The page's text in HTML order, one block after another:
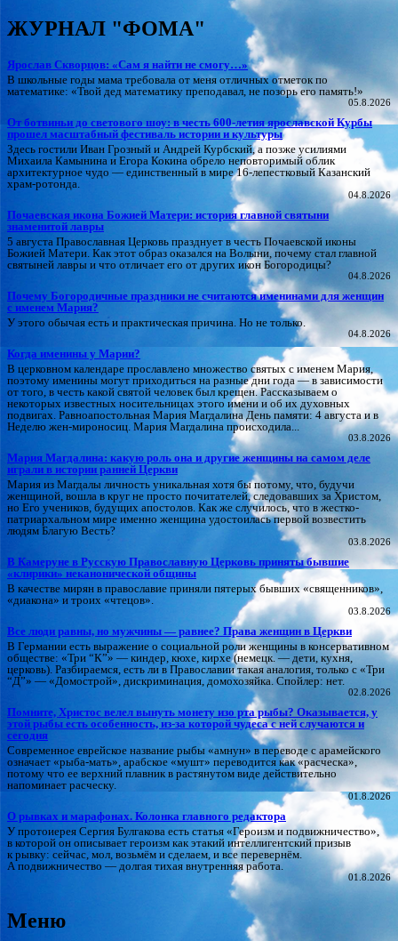
ЖУРНАЛ "ФОМА"
Ярослав Скворцов: «Сам я найти не смогу…»
В школьные годы мама требовала от меня отличных отметок по
математике: «Твой дед математику преподавал, не позорь его память!»
05.8.2026
От ботвиньи до светового шоу: в честь 600‑летия ярославской Курбы
прошел масштабный фестиваль истории и культуры
Здесь гостили Иван Грозный и Андрей Курбский, а позже усилиями
Михаила Камынина и Егора Кокина обрело неповторимый облик
архитектурное чудо — единственный в мире 16‑лепестковый Казанский
храм‑ротонда.
04.8.2026
Почаевская икона Божией Матери: история главной святыни
знаменитой лавры
5 августа Православная Церковь празднует в честь Почаевской иконы
Божией Матери. Как этот образ оказался на Волыни, почему стал главной
святыней лавры и что отличает его от других икон Богородицы?
04.8.2026
Почему Богородичные праздники не считаются именинами для женщин
с именем Мария?
У этого обычая есть и практическая причина. Но не только.
04.8.2026
Когда именины у Марии?
В церковном календаре прославлено множество святых с именем Мария,
поэтому именины могут приходиться на разные дни года — в зависимости
от того, в честь какой святой человек был крещен. Рассказываем о
некоторых известных носительницах этого имени и об их духовных
подвигах. Равноапостольная Мария Магдалина День памяти: 4 августа и в
Неделю жен-мироносиц. Мария Магдалина происходила...
03.8.2026
Мария Магдалина: какую роль она и другие женщины на самом деле
играли в истории ранней Церкви
Мария из Магдалы личность уникальная хотя бы потому, что, будучи
женщиной, вошла в круг не просто почитателей, следовавших за Христом,
но Его учеников, будущих апостолов. Как же случилось, что в жестко-
патриархальном мире именно женщина удостоилась первой возвестить
людям Благую Весть?
03.8.2026
В Камеруне в Русскую Православную Церковь приняты бывшие
«клирики» неканонической общины
В качестве мирян в православие приняли пятерых бывших «священников»,
«диакона» и троих «чтецов».
03.8.2026
Все люди равны, но мужчины — равнее? Права женщин в Церкви
В Германии есть выражение о социальной роли женщины в консервативном
обществе: «Три “К”» — киндер, кюхе, кирхе (немецк. — дети, кухня,
церковь). Разбираемся, есть ли в Православии такая аналогия, только с «Три
“Д”» — «Домострой», дискриминация, домохозяйка. Спойлер: нет.
02.8.2026
Помните, Христос велел вынуть монету изо рта рыбы? Оказывается, у
этой рыбы есть особенность, из-за которой чудеса с ней случаются и
сегодня
Современное еврейское название рыбы «амнун» в переводе с арамейского
означает «рыба-мать», арабское «мушт» переводится как «расческа»,
потому что ее верхний плавник в растянутом виде действительно
напоминает расческу.
01.8.2026
О рывках и марафонах. Колонка главного редактора
У протоиерея Сергия Булгакова есть статья «Героизм и подвижничество»,
в которой он описывает героизм как этакий интеллигентский призыв
к рывку: сейчас, мол, возьмём и сделаем, и все перевернём.
А подвижничество — долгая тихая внутренняя работа.
01.8.2026
Меню